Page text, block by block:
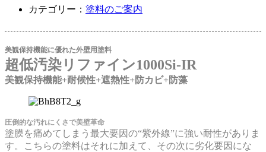
カテゴリー： 塗料のご案内
美観保持機能に優れた外壁用塗料
超低汚染リファイン1000Si-IR
美観保持機能+耐候性+遮熱性+防カビ+防藻
圧倒的な汚れにくさで美壁革命
塗膜を痛めてしまう最大要因の“紫外線”に強い耐性がありま
す。こちらの塗料はそれに加えて、その次に劣化要因にな